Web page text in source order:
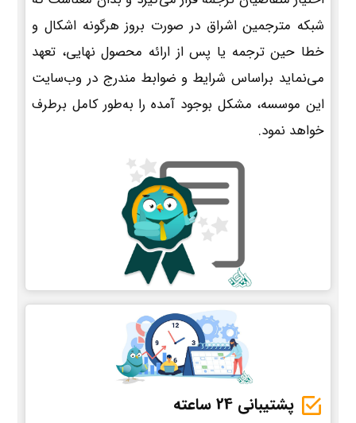
شبکه مترجمین اشراق در صورت بروز هرگونه اشکال و
خطا حین ترجمه یا پس از ارائه محصول نهایی، تعهد
می‌نماید براساس شرایط و ضوابط مندرج در وب‌سایت
این موسسه، مشکل بوجود آمده را به‌طور کامل برطرف
خواهد نمود.
پشتیبانی 24 ساعته